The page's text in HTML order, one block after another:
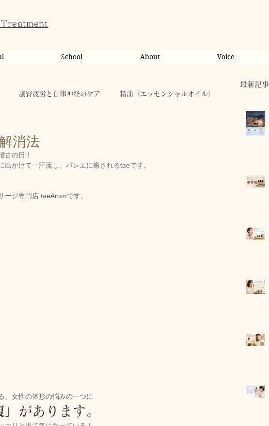
School About Voice
副腎疲労と自律神経のケア 精油（エッセンシャルオイル）
からだのこと
消法
古の日！
出かけて一汗流し、バレエに癒されるtaeです。
ージ専門店 taeAromです。
、女性の体形の悩みの一つに
があります。
最新記事